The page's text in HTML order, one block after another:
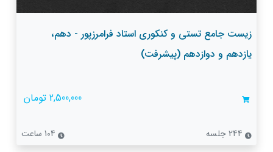
زیست جامع تستی و کنکوری استاد فرامرزپور - دهم،
یازدهم و دوازدهم (پیشرفت)
2,500,000 تومان